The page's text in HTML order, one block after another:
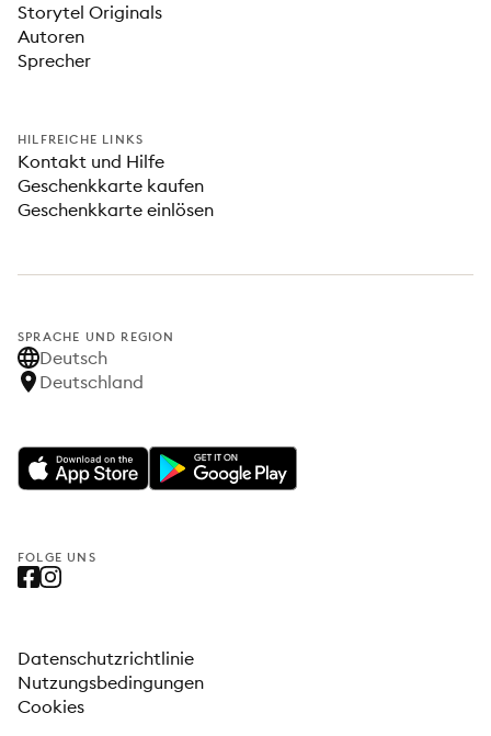
Storytel Originals
Autoren
Sprecher
HILFREICHE LINKS
Kontakt und Hilfe
Geschenkkarte kaufen
Geschenkkarte einlösen
SPRACHE UND REGION
Deutsch
Deutschland
FOLGE UNS
Datenschutzrichtlinie
Nutzungsbedingungen
Cookies